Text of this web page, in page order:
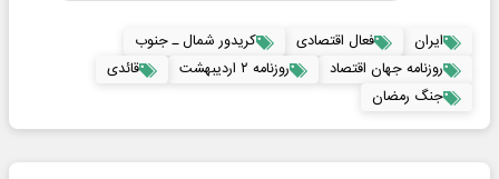
ایران فعال اقتصادی
کریدور شمال ـ جنوب
روزنامه جهان اقتصاد
روزنامه ۲ اردیبهشت
قائدی
جنگ رمضان